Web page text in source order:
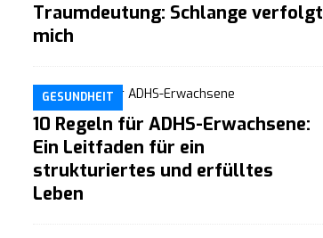
Traumdeutung: Schlange verfolgt
mich
GESUNDHEIT
10 Regeln für ADHS-Erwachsene:
Ein Leitfaden für ein
strukturiertes und erfülltes
Leben